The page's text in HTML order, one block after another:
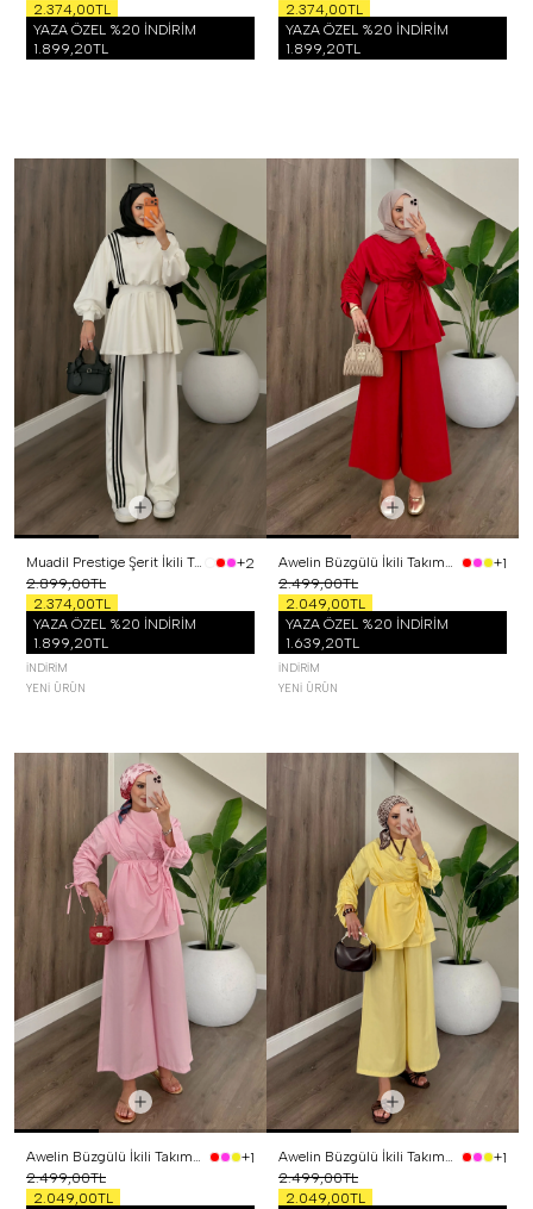
2.374,00TL
YAZA ÖZEL %20 İNDİRİM
1.899,20TL
2.374,00TL
YAZA ÖZEL %20 İNDİRİM
1.899,20TL
Muadil Prestige Şerit İkili Takım Beyaz
+2
2.899,00TL
2.374,00TL
YAZA ÖZEL %20 İNDİRİM
1.899,20TL
İNDIRIM
YENI ÜRÜN
Awelin Büzgülü İkili Takım Kırmızı
+1
2.499,00TL
2.049,00TL
YAZA ÖZEL %20 İNDİRİM
1.639,20TL
İNDIRIM
YENI ÜRÜN
Awelin Büzgülü İkili Takım Pembe
+1
2.499,00TL
2.049,00TL
Awelin Büzgülü İkili Takım Sarı
+1
2.499,00TL
2.049,00TL